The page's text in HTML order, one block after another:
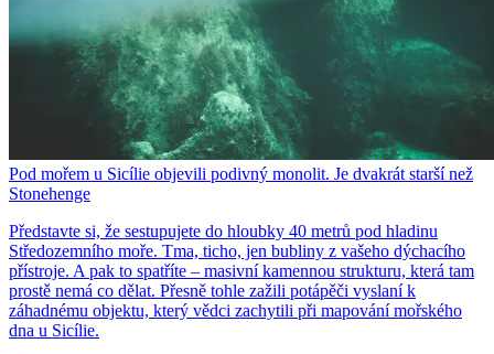
Pod mořem u Sicílie objevili podivný monolit. Je dvakrát starší než
Stonehenge
Představte si, že sestupujete do hloubky 40 metrů pod hladinu
Středozemního moře. Tma, ticho, jen bubliny z vašeho dýchacího
přístroje. A pak to spatříte – masivní kamennou strukturu, která tam
prostě nemá co dělat. Přesně tohle zažili potápěči vyslaní k
záhadnému objektu, který vědci zachytili při mapování mořského
dna u Sicílie.